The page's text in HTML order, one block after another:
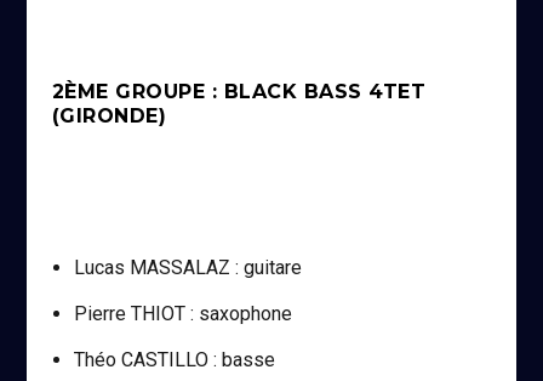
2ÈME GROUPE : BLACK BASS 4TET
(GIRONDE)
Lucas MASSALAZ : guitare
Pierre THIOT : saxophone
Théo CASTILLO : basse